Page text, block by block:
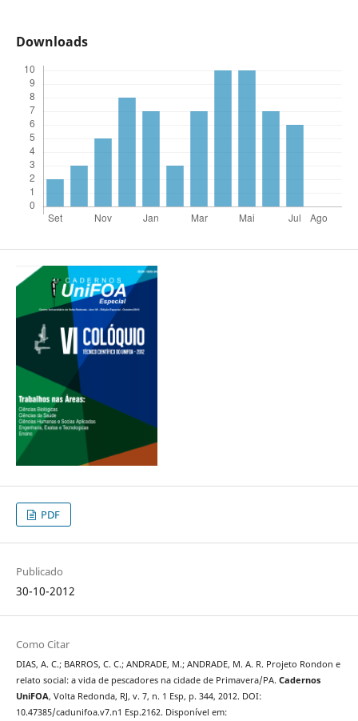
Downloads
PDF
Publicado
30-10-2012
Como Citar
DIAS, A. C.; BARROS, C. C.; ANDRADE, M.; ANDRADE, M. A. R. Projeto Rondon e
relato social: a vida de pescadores na cidade de Primavera/PA. Cadernos
UniFOA, Volta Redonda, RJ, v. 7, n. 1 Esp, p. 344, 2012. DOI:
10.47385/cadunifoa.v7.n1 Esp.2162. Disponível em: